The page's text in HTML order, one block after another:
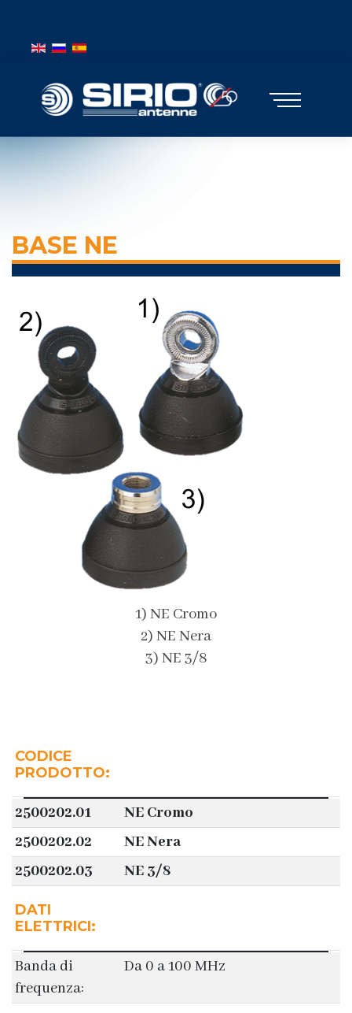
Seleziona la tua lingua
BASE NE
1) NE Cromo
2) NE Nera
3) NE 3/8
CODICE
PRODOTTO:
2500202.01
NE Cromo
2500202.02
NE Nera
2500202.03
NE 3/8
DATI
ELETTRICI:
Banda di
frequenza:
Da 0 a 100 MHz